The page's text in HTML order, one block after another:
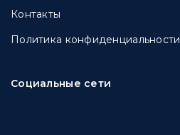
Контакты
Политика конфиденциальности
Социальные сети